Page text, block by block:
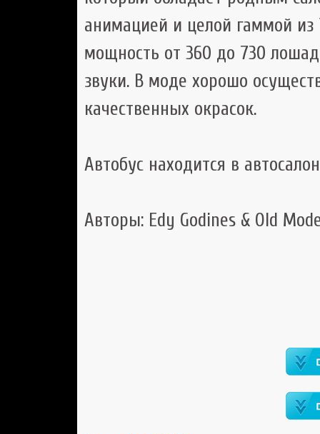
анимацией и целой гаммой
мощность от 360 до 730
звуки. В моде хорошо
качественных окрасок.
Автобус находится в
Авторы: Edy Godines & Old